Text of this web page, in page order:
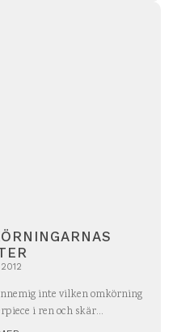
inte vilken omkörning
i ren och skär...